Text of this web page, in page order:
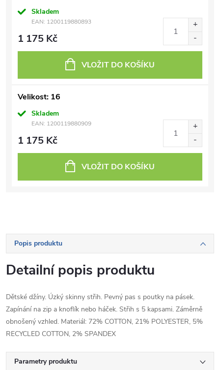
Skladem
EAN: 1200119880893
1 175 Kč
VLOŽIT DO KOŠÍKU
Velikost: 16
Skladem
EAN: 1200119880909
1 175 Kč
VLOŽIT DO KOŠÍKU
Popis produktu
Detailní popis produktu
Dětské džíny. Úzký skinny střih. Pevný pas s poutky na pásek.
Zapínání na zip a knoflík nebo háček. Střih s 5 kapsami. Záměrně
obnošený vzhled. Materiál: 72% COTTON, 21% POLYESTER, 5%
RECYCLED COTTON, 2% SPANDEX
Parametry produktu